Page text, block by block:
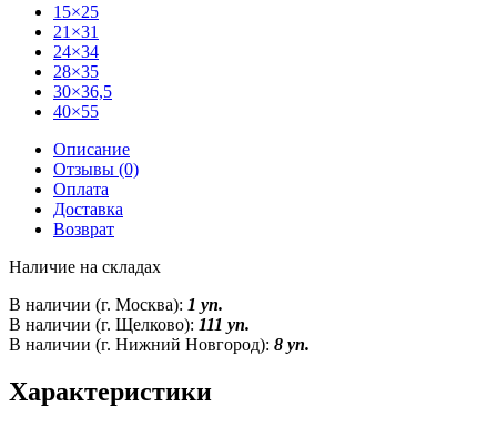
15×25
21×31
24×34
28×35
30×36,5
40×55
Описание
Отзывы (0)
Оплата
Доставка
Возврат
Наличие на складах
В наличии (г. Москва): 1 уп.
В наличии (г. Щелково): 111 уп.
В наличии (г. Нижний Новгород): 8 уп.
Характеристики